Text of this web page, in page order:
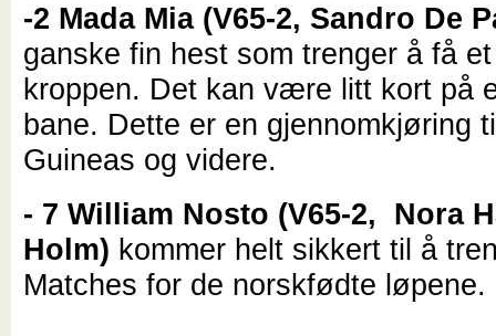
-2 Mada Mia (V65-2, Sandro De
ganske fin hest som trenger å få
kroppen. Det kan være litt kort på
bane. Dette er en gjennomkjøring
Guineas og videre.
- 7 William Nosto (V65-2, Nora
Holm) kommer helt sikkert til å
Matches for de norskfødte løpene.